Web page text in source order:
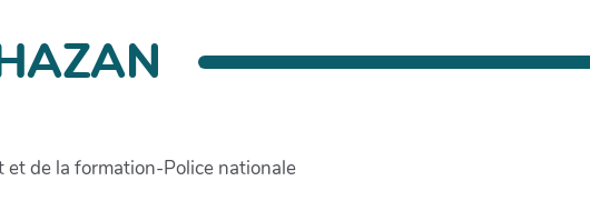
de la formation-Police nationale